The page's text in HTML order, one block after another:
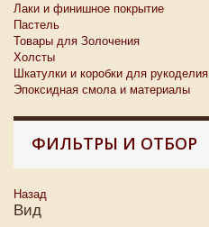
Лаки и финишное покрытие
Пастель
Товары для Золочения
Холсты
Шкатулки и коробки для рукоделия
Эпоксидная смола и материалы
ФИЛЬТРЫ И ОТБОР
Назад
Вид